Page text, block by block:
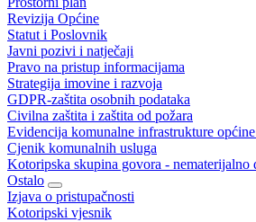
Revizija Općine
Statut i Poslovnik
Javni pozivi i natječaji
Pravo na pristup informacijama
Strategija imovine i razvoja
GDPR-zaštita osobnih podataka
Civilna zaštita i zaštita od požara
Evidencija komunalne infrastrukture
Cjenik komunalnih usluga
Kotoripska skupina govora - nematerijalno
Ostalo
Izjava o pristupačnosti
Kotoripski vjesnik